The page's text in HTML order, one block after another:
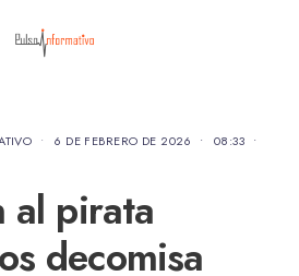
• 6 DE FEBRERO DE 2026 • 08:33 •
al pirata
decomisa